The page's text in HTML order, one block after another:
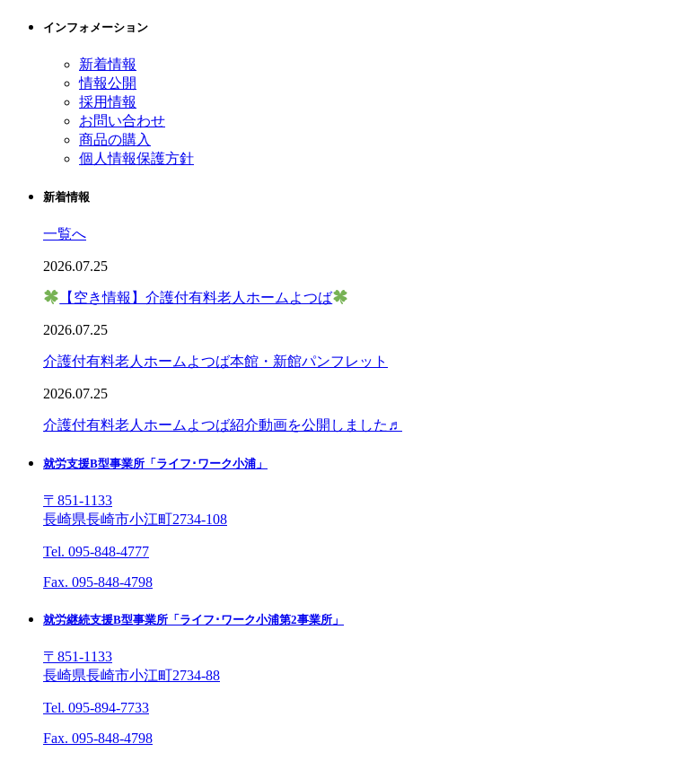
インフォメーション
新着情報
情報公開
採用情報
お問い合わせ
商品の購入
個人情報保護方針
新着情報
一覧へ
2026.07.25
【空き情報】介護付有料老人ホームよつば
2026.07.25
介護付有料老人ホームよつば本館・新館パンフレット
2026.07.25
介護付有料老人ホームよつば紹介動画を公開しました♬
就労支援B型事業所「ライフ･ワーク小浦」
〒851-1133
長崎県長崎市小江町2734-108
Tel. 095-848-4777
Fax. 095-848-4798
就労継続支援B型事業所「ライフ･ワーク小浦第2事業所」
〒851-1133
長崎県長崎市小江町2734-88
Tel. 095-894-7733
Fax. 095-848-4798